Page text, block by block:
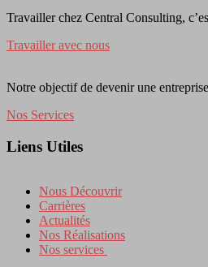
Travailler chez Central Consulting,
Travailler avec nous
Notre objectif de devenir une
Nos Services
Liens Utiles
Nous Découvrir
Carrières
Actualités
Nos Réalisations
Nos services